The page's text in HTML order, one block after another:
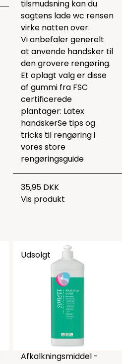
tilsmudsning kan du
sagtens lade wc rensen
virke natten over.
Vi anbefaler generelt
at anvende handsker til
den grovere rengøring.
Et oplagt valg er disse
af gummi fra FSC
certificerede
plantager: Latex
handskerSe tips og
tricks til rengøring i
voresstore
rengøringsguide
35,95 DKK
Vis produkt
Udsolgt
Afkalkningsmiddel -